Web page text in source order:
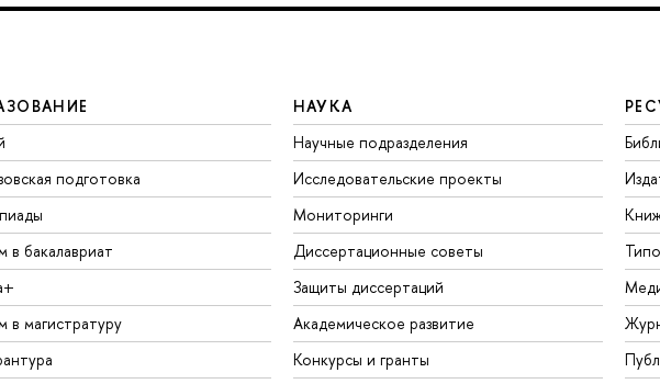
подготовка
в бакалавриат
в магистратуру
НАУКА
Научные подразделения
Исследовательские проекты
Мониторинги
Диссертационные советы
Защиты диссертаций
Академическое развитие
Конкурсы и гранты